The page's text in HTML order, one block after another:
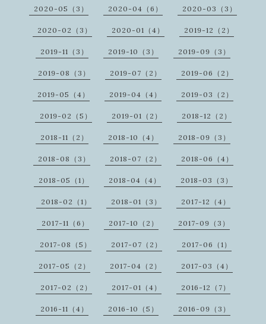
2020-05（3） 2020-04（6） 2020-03（3）
2020-02（3） 2020-01（4） 2019-12（2）
2019-11（3） 2019-10（3） 2019-09（3）
2019-08（3） 2019-07（2） 2019-06（2）
2019-05（4） 2019-04（4） 2019-03（2）
2019-02（5） 2019-01（2） 2018-12（2）
2018-11（2） 2018-10（4） 2018-09（3）
2018-08（3） 2018-07（2） 2018-06（4）
2018-05（1） 2018-04（4） 2018-03（3）
2018-02（1） 2018-01（3） 2017-12（4）
2017-11（6） 2017-10（2） 2017-09（3）
2017-08（5） 2017-07（2） 2017-06（1）
2017-05（2） 2017-04（2） 2017-03（4）
2017-02（2） 2017-01（4） 2016-12（7）
2016-11（4） 2016-10（5） 2016-09（3）